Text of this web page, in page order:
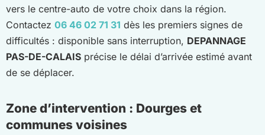
vers le centre-auto de votre choix dans la région.
Contactez 06 46 02 71 31 dès les premiers signes de
difficultés : disponible sans interruption, DEPANNAGE
PAS-DE-CALAIS précise le délai d’arrivée estimé avant
de se déplacer.
Zone d’intervention : Dourges et
communes voisines